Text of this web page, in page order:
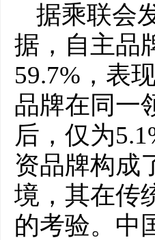
据乘联会
据，自主品
59.7%，表
品牌在同一
后，仅为
资品牌构成
境，其在传
的考验。中